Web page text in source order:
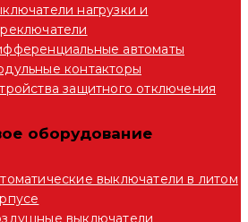
нагрузки и
автоматы
контакторы
защитного отключения
оборудование
выключатели в литом
выключатели